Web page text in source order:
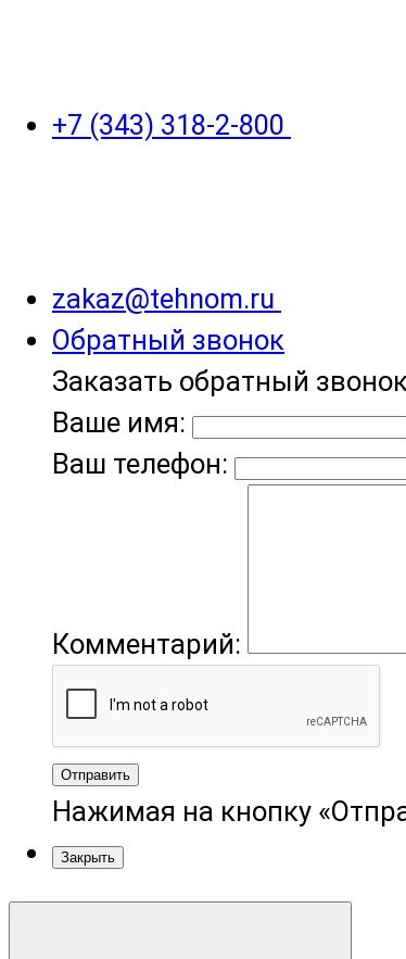
+7 (343) 318-2-800
zakaz@tehnom.ru
Обратный звонок
Заказать обратный звонок
Ваше имя:
Ваш телефон:
Комментарий:
Отправить
Нажимая на кнопку
Закрыть